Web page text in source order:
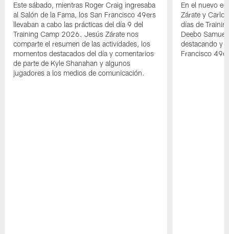
Este sábado, mientras Roger Craig ingresaba
al Salón de la Fama, los San Francisco 49ers
llevaban a cabo las prácticas del día 9 del
Training Camp 2026. Jesús Zárate nos
comparte el resumen de las actividades, los
momentos destacados del día y comentarios
de parte de Kyle Shanahan y algunos
jugadores a los medios de comunicación.
En el nuevo
Zárate y
días de
Deebo
destacando y
Francisco